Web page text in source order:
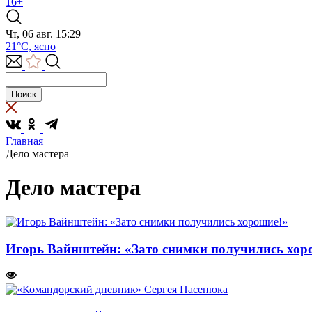
Чт, 06 авг. 15:29
21°C, ясно
Главная
Дело мастера
Дело мастера
Игорь Вайнштейн: «Зато снимки получились